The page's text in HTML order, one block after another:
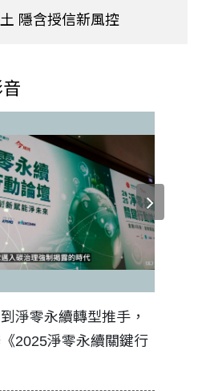
隱含授信新風控
淨零永續轉型推手，
2025淨零永續關鍵行